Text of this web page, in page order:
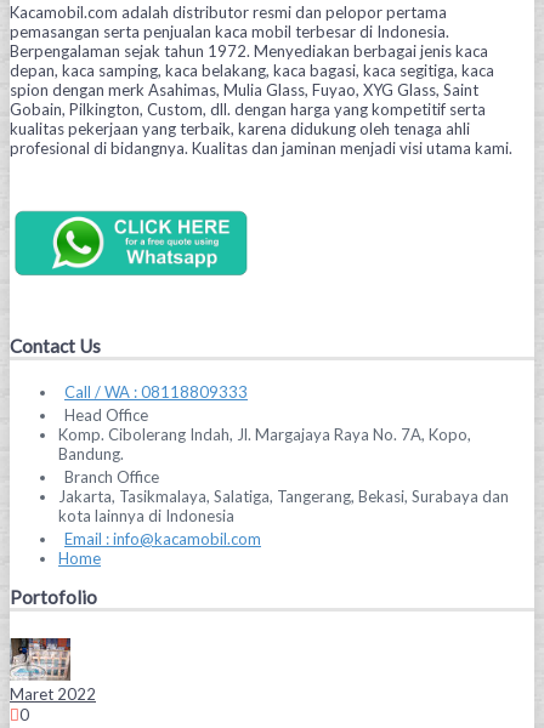
Kacamobil.com adalah distributor resmi dan pelopor pertama
pemasangan serta penjualan kaca mobil terbesar di Indonesia.
Berpengalaman sejak tahun 1972. Menyediakan berbagai jenis kaca
depan, kaca samping, kaca belakang, kaca bagasi, kaca segitiga, kaca
spion dengan merk Asahimas, Mulia Glass, Fuyao, XYG Glass, Saint
Gobain, Pilkington, Custom, dll. dengan harga yang kompetitif serta
kualitas pekerjaan yang terbaik, karena didukung oleh tenaga ahli
profesional di bidangnya. Kualitas dan jaminan menjadi visi utama kami.
Contact Us
Call / WA : 08118809333
Head Office
Komp. Cibolerang Indah, Jl. Margajaya Raya No. 7A, Kopo,
Bandung.
Branch Office
Jakarta, Tasikmalaya, Salatiga, Tangerang, Bekasi, Surabaya dan
kota lainnya di Indonesia
Email : info@kacamobil.com
Home
Portofolio
Maret 2022
0